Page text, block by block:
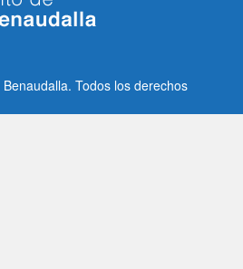
Todos los derechos